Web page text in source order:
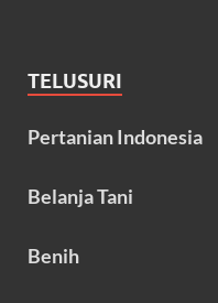
TELUSURI
Pertanian Indonesia
Belanja Tani
Benih